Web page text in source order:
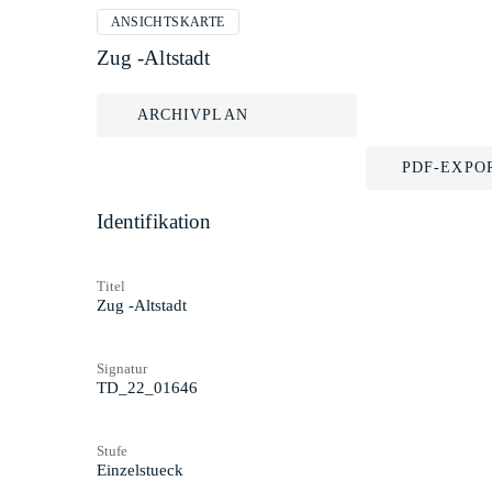
ANSICHTSKARTE
Zug -Altstadt
ARCHIVPLAN
PDF-
Identifikation
Titel
Zug -Altstadt
Signatur
TD_22_01646
Stufe
Einzelstueck